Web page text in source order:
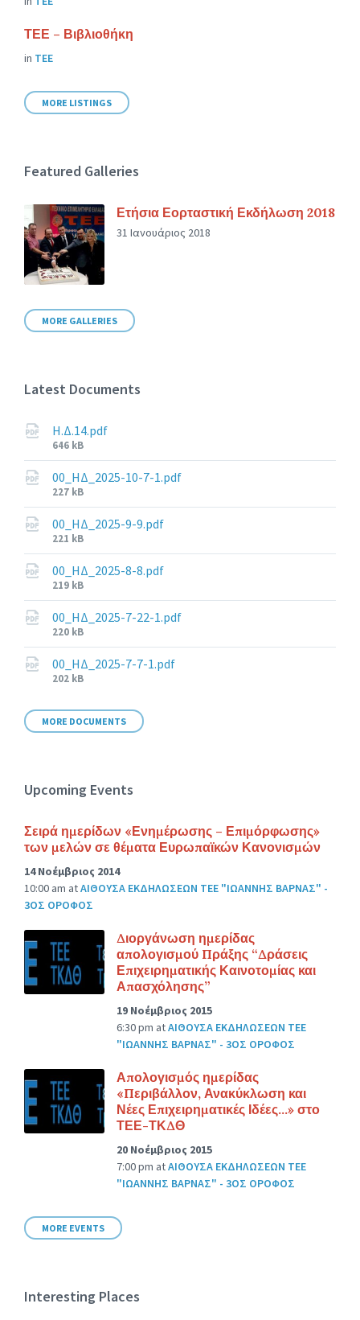
ΤΕΕ – Βιβλιοθήκη
in ΤΕΕ
MORE LISTINGS
Featured Galleries
Ετήσια Εορταστική Εκδήλωση 2018
31 Ιανουάριος 2018
MORE GALLERIES
Latest Documents
Η.Δ.14.pdf
File
size:
646 kB
00_ΗΔ_2025-10-7-1.pdf
File
size:
227 kB
00_ΗΔ_2025-9-9.pdf
File
size:
221 kB
00_ΗΔ_2025-8-8.pdf
File
size:
219 kB
00_ΗΔ_2025-7-22-1.pdf
File
size:
220 kB
00_ΗΔ_2025-7-7-1.pdf
File
202 kB
MORE DOCUMENTS
Upcoming Events
Σειρά ημερίδων «Ενημέρωσης – Επιμόρφωσης»
των μελών σε θέματα Ευρωπαϊκών Κανονισμών
14 Νοέμβριος 2014
10:00 am atΑΙΘΟΥΣΑ ΕΚΔΗΛΩΣΕΩΝ ΤΕΕ "ΙΩΑΝΝΗΣ ΒΑΡΝΑΣ" -
3ΟΣ ΟΡΟΦΟΣ
Διοργάνωση ημερίδας
απολογισμού Πράξης “Δράσεις
Επιχειρηματικής Καινοτομίας και
Απασχόλησης”
19 Νοέμβριος 2015
6:30 pm atΑΙΘΟΥΣΑ ΕΚΔΗΛΩΣΕΩΝ ΤΕΕ
"ΙΩΑΝΝΗΣ ΒΑΡΝΑΣ" - 3ΟΣ ΟΡΟΦΟΣ
Απολογισμός ημερίδας
«Περιβάλλον, Ανακύκλωση και
Νέες Επιχειρηματικές Ιδέες…» στο
ΤΕΕ-ΤΚΔΘ
20 Νοέμβριος 2015
7:00 pm atΑΙΘΟΥΣΑ ΕΚΔΗΛΩΣΕΩΝ ΤΕΕ
"ΙΩΑΝΝΗΣ ΒΑΡΝΑΣ" - 3ΟΣ ΟΡΟΦΟΣ
MORE EVENTS
Interesting Places